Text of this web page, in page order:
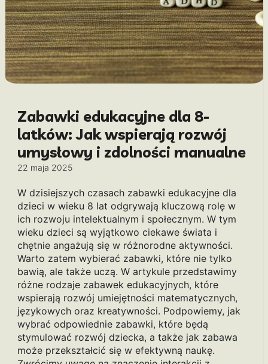
Zabawki edukacyjne dla 8-
latków: Jak wspierają rozwój
umysłowy i zdolności manualne
22 maja 2025
W dzisiejszych czasach zabawki edukacyjne dla
dzieci w wieku 8 lat odgrywają kluczową rolę w
ich rozwoju intelektualnym i społecznym. W tym
wieku dzieci są wyjątkowo ciekawe świata i
chętnie angażują się w różnorodne aktywności.
Warto zatem wybierać zabawki, które nie tylko
bawią, ale także uczą. W artykule przedstawimy
różne rodzaje zabawek edukacyjnych, które
wspierają rozwój umiejętności matematycznych,
językowych oraz kreatywności. Podpowiemy, jak
wybrać odpowiednie zabawki, które będą
stymulować rozwój dziecka, a także jak zabawa
może przekształcić się w efektywną naukę.